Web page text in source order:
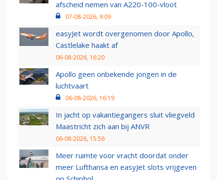
afscheid nemen van A220-100-vloot
07-08-2026, 9:09
easyJet wordt overgenomen door Apollo,
Castlelake haakt af
06-08-2026, 16:20
Apollo geen onbekende jongen in de
luchtvaart
06-08-2026, 16:19
In jacht op vakantiegangers sluit vliegveld
Maastricht zich aan bij ANVR
06-08-2026, 15:56
Meer ruimte voor vracht doordat onder
meer Lufthansa en easyJet slots vrijgeven